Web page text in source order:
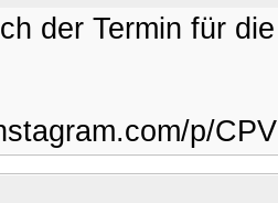
der Termin für
p/